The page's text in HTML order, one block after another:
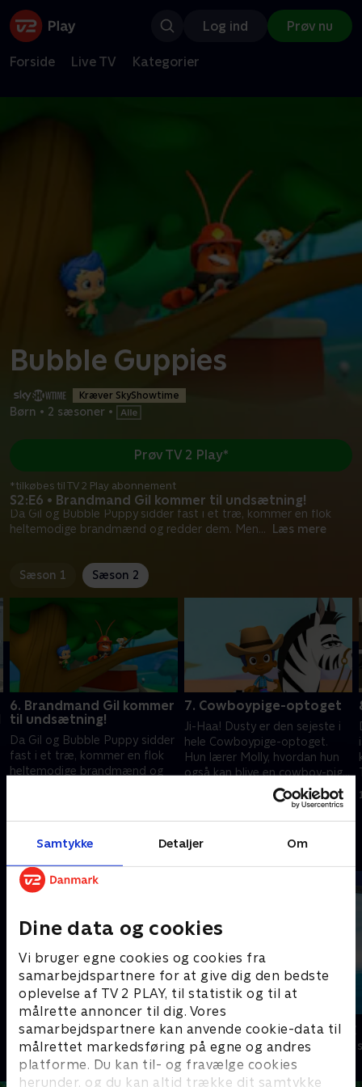
Samtykke Detaljer Om
Dine data og cookies
Vi bruger egne cookies og cookies fra
samarbejdspartnere for at give dig den bedste
oplevelse af TV 2 PLAY, til statistik og til at
målrette annoncer til dig. Vores
samarbejdspartnere kan anvende cookie-data til
målrettet markedsføring på egne og andres
platforme. Du kan til- og fravælge cookies
herunder, og du kan altid trække dit samtykke
Log ind Prøv nu
Forside Live TV Kategorier
Bubble Guppies
Kræver SkyShowtime
Børn • 2 sæsoner •
S2:E6 • Brandmand Gil kommer til undsætning!
Da Gil og Bubble Puppy sidder fast i et træ, kommer en flok
heltemodige brandmænd og redder dem. Men... Læs mere
Prøv TV 2 Play*
*tilkøbes til TV 2 Play abonnement
Sæson 1 Sæson 2
6. Brandmand Gil kommer
til undsætning!
Da Gil og Bubble Puppy sidder
fast i et træ, kommer en flok
heltemodige brandmænd og
7. Cowboypige-optoget
Ji-Haa! Dusty er den sejeste i
hele Cowboypige-optoget.
Hun lærer Molly, hvordan hun
også kan blive en cowboy-pige.
Men Dustys lille kalv kommer i
Andre så også
Mashas uhyggelige eventyr
Børneserier • 1 sæsoner
Vicke Viking
Børneserier • 1